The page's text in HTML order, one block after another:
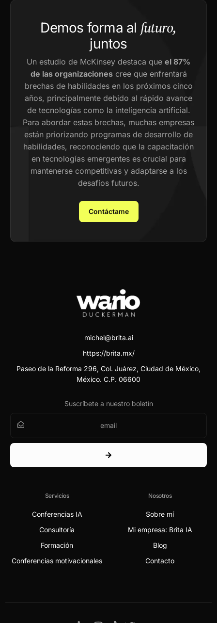
Demos forma al futuro,
juntos
Un estudio de McKinsey destaca que el 87%
de las organizacionescree que enfrentará
brechas de habilidades en los próximos cinco
años, principalmente debido al rápido avance
de tecnologías como la inteligencia artificial.
Para abordar estas brechas, muchas empresas
están priorizando programas de desarrollo de
habilidades, reconociendo que la capacitación
en tecnologías emergentes es crucial para
mantenerse competitivas y adaptarse a los
desafíos futuros.
Contáctame
michel@brita.ai
https://brita.mx/
Paseo de la Reforma 296, Col. Juárez, Ciudad de México,
México. C.P. 06600
Suscríbete a nuestro boletín
Servicios
Conferencias IA
Consultoría
Formación
Conferencias motivacionales
Nosotros
Sobre mí
Mi empresa: Brita IA
Blog
Contacto